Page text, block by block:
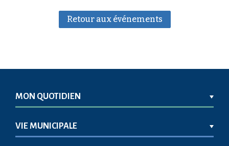
Retour aux événements
MON QUOTIDIEN
VIE MUNICIPALE